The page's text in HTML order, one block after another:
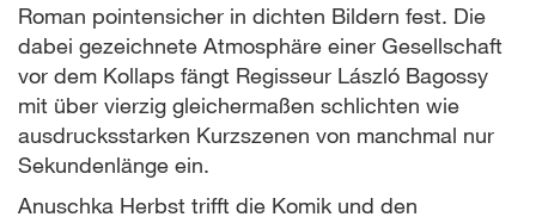
Roman pointensicher in dichten Bildern fest. Die
dabei gezeichnete Atmosphäre einer Gesellschaft
vor dem Kollaps fängt Regisseur László Bagossy
mit über vierzig gleichermaßen schlichten wie
ausdrucksstarken Kurzszenen von manchmal nur
Sekundenlänge ein.
Anuschka Herbst trifft die Komik und den